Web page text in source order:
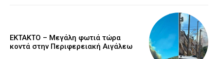
ΕΚΤΑΚΤΟ – Μεγάλη φωτιά τώρα
κοντά στην Περιφερειακή Αιγάλεω